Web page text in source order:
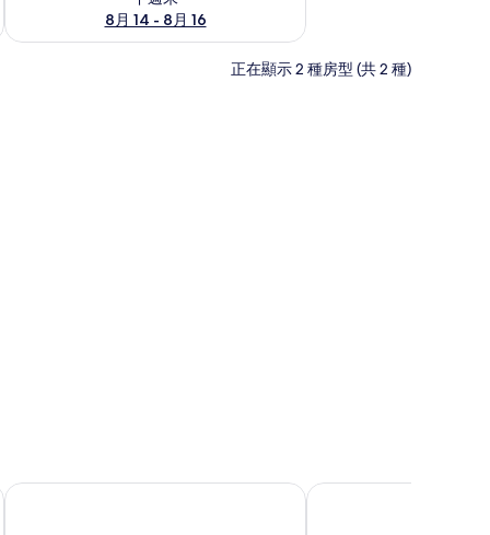
8月 14 - 8月 16
正在顯示 2 種房型 (共 2 種)
隔音、免費 Wi-Fi、床單
湖南莊旅館 富士河口湖町酒店